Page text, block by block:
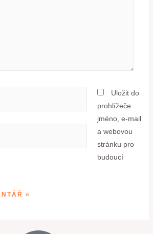
Uložit do
prohlížeče
jméno, e-mail
a webovou
stránku pro
budoucí